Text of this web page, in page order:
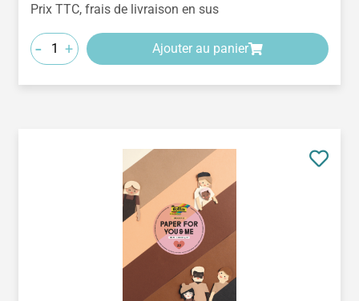
Prix TTC, frais de livraison en sus
- + Ajouter au panier